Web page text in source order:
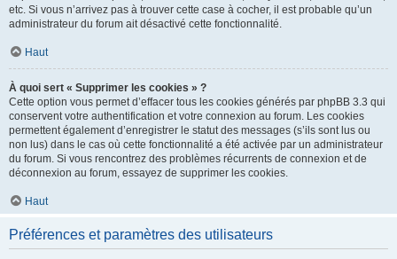
etc. Si vous n’arrivez pas à trouver cette case à cocher, il est probable qu’un
administrateur du forum ait désactivé cette fonctionnalité.
Haut
À quoi sert « Supprimer les cookies » ?
Cette option vous permet d’effacer tous les cookies générés par phpBB 3.3 qui
conservent votre authentification et votre connexion au forum. Les cookies
permettent également d’enregistrer le statut des messages (s’ils sont lus ou
non lus) dans le cas où cette fonctionnalité a été activée par un administrateur
du forum. Si vous rencontrez des problèmes récurrents de connexion et de
déconnexion au forum, essayez de supprimer les cookies.
Haut
Préférences et paramètres des utilisateurs